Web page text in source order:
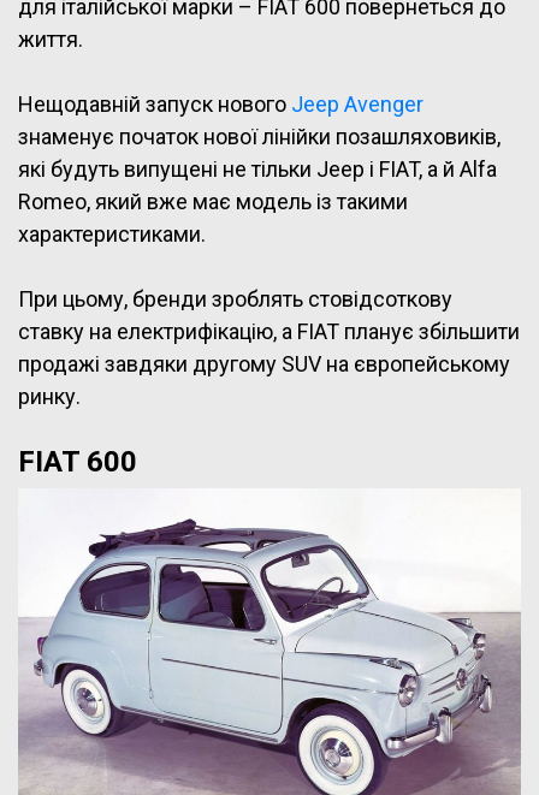
для італійської марки – FIAT 600 повернеться до
життя.
Нещодавній запуск нового Jeep Avenger
знаменує початок нової лінійки позашляховиків,
які будуть випущені не тільки Jeep і FIAT, а й Alfa
Romeo, який вже має модель із такими
характеристиками.
При цьому, бренди зроблять стовідсоткову
ставку на електрифікацію, а FIAT планує збільшити
продажі завдяки другому SUV на європейському
ринку.
FIAT 600